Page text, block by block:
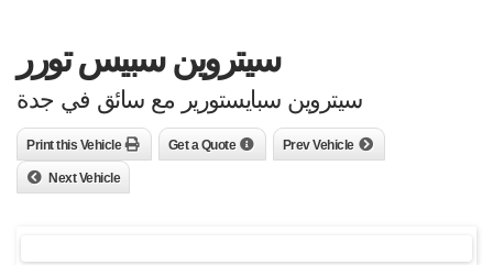
سيتروين سبيس تورر
سيتروين سبايستورير مع سائق في جدة
Prev Vehicle
Get a Quote
Print this Vehicle
Next Vehicle